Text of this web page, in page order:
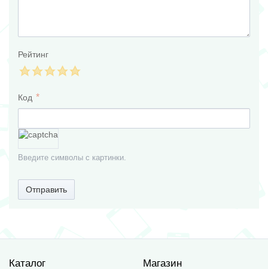
Рейтинг
Код
Введите символы с картинки.
Отправить
Каталог Магазин